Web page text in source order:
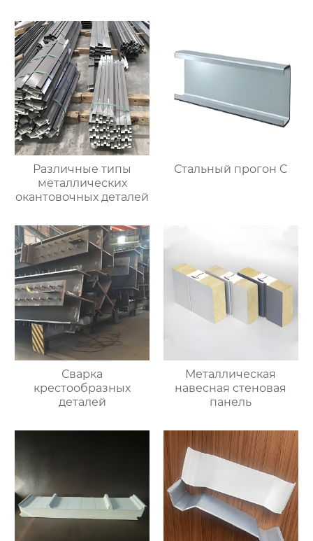
Различные типы
металлических
окантовочных деталей
Стальный прогон C
Сварка
крестообразных
деталей
Металлическая
навесная стеновая
панель